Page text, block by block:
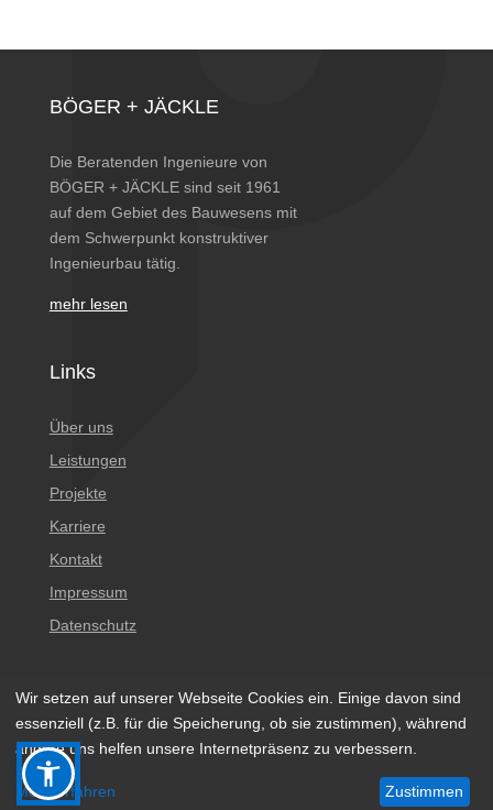
BÖGER + JÄCKLE
Die Beratenden Ingenieure von
BÖGER + JÄCKLE sind seit 1961
auf dem Gebiet des Bauwesens mit
dem Schwerpunkt konstruktiver
Ingenieurbau tätig.
mehr lesen
Links
Über uns
Leistungen
Projekte
Karriere
Kontakt
Impressum
Datenschutz
© 2023 BÖGER + JÄCKLE Gesellschaft Beratender
Wir setzen auf unserer Webseite Cookies ein. Einige davon sind
essenziell (z.B. für die Speicherung, ob sie zustimmen), während
andere uns helfen unsere Internetpräsenz zu verbessern.
Mehr erfahren Zustimmen